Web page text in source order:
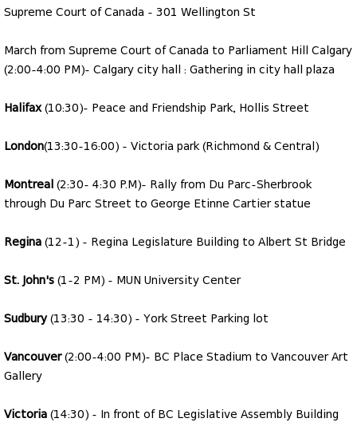
Supreme Court of Canada - 301 Wellington St
March from Supreme Court of Canada to Parliament Hill Calgary
(2:00-4:00 PM)- Calgary city hall : Gathering in city hall plaza
Halifax(10:30)- Peace and Friendship Park, Hollis Street
London(13:30-16:00) - Victoria park (Richmond & Central)
Montreal(2:30- 4:30 P.M)- Rally from Du Parc-Sherbrook
through Du Parc Street to George Etinne Cartier statue
Regina(12-1) - Regina Legislature Building to Albert St Bridge
St. John's(1-2 PM) - MUN University Center
Sudbury(13:30 - 14:30) - York Street Parking lot
Vancouver(2:00-4:00 PM)- BC Place Stadium to Vancouver Art
Gallery
Victoria(14:30) - In front of BC Legislative Assembly Building